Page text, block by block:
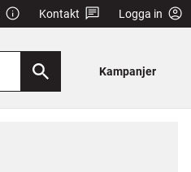
Kontakt Logga in
Kampanjer